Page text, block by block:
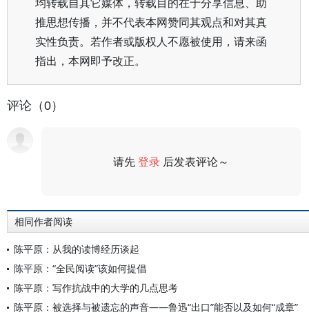
推思想传播，并不代表本网赞同其观点和对其真
实性负责。若作者或版权人不愿被使用，请来函
指出，本网即予改正。
评论（0）
请先登录 后发表评论～
相同作者阅读
陈平原：从我的读博经历谈起
陈平原：“全民阅读”该如何提倡
陈平原：写作抗战中的大学的几点思考
陈平原：被选择与被遗忘的声音——鲁迅“出口”能否以及如何“成章”